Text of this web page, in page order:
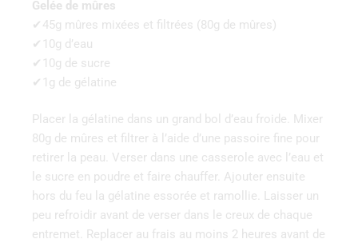
Gelée de mûres
✔45g mûres mixées et filtrées (80g de mûres)
✔10g d’eau
✔10g de sucre
✔1g de gélatine
Placer la gélatine dans un grand bol d’eau froide. Mixer
80g de mûres et filtrer à l’aide d’une passoire fine pour
retirer la peau. Verser dans une casserole avec l’eau et
le sucre en poudre et faire chauffer. Ajouter ensuite
hors du feu la gélatine essorée et ramollie. Laisser un
peu refroidir avant de verser dans le creux de chaque
entremet. Replacer au frais au moins 2 heures avant de